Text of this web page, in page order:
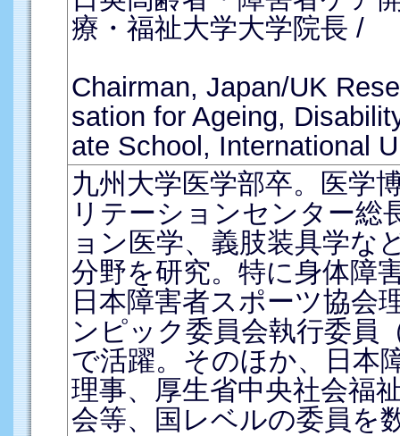
療・福祉大学大学院長 /
Chairman, Japan/UK
sation for Ageing,
ate School, International
九州大学医学部卒。医学
リテーションセンター総
ョン医学、義肢装具学な
分野を研究。特に身体障
日本障害者スポーツ協会
ンピック委員会執行委員
で活躍。そのほか、日本
理事、厚生省中央社会福
会等、国レベルの委員を